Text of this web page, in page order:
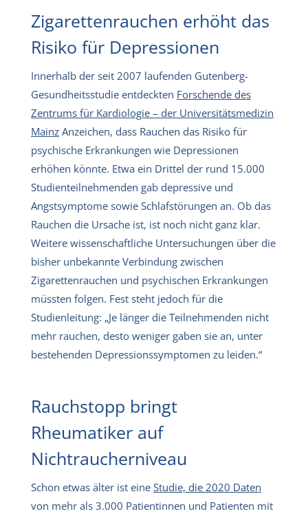
Zigarettenrauchen erhöht das
Risiko für Depressionen
Innerhalb der seit 2007 laufenden Gutenberg-
Gesundheitsstudie entdeckten Forschende des
Zentrums für Kardiologie – der Universitätsmedizin
Mainz Anzeichen, dass Rauchen das Risiko für
psychische Erkrankungen wie Depressionen
erhöhen könnte. Etwa ein Drittel der rund 15.000
Studienteilnehmenden gab depressive und
Angstsymptome sowie Schlafstörungen an. Ob das
Rauchen die Ursache ist, ist noch nicht ganz klar.
Weitere wissenschaftliche Untersuchungen über die
bisher unbekannte Verbindung zwischen
Zigarettenrauchen und psychischen Erkrankungen
müssten folgen. Fest steht jedoch für die
Studienleitung: „Je länger die Teilnehmenden nicht
mehr rauchen, desto weniger gaben sie an, unter
bestehenden Depressionssymptomen zu leiden.“
Rauchstopp bringt
Rheumatiker auf
Nichtraucherniveau
Schon etwas älter ist eine Studie, die 2020 Daten
von mehr als 3.000 Patientinnen und Patienten mit